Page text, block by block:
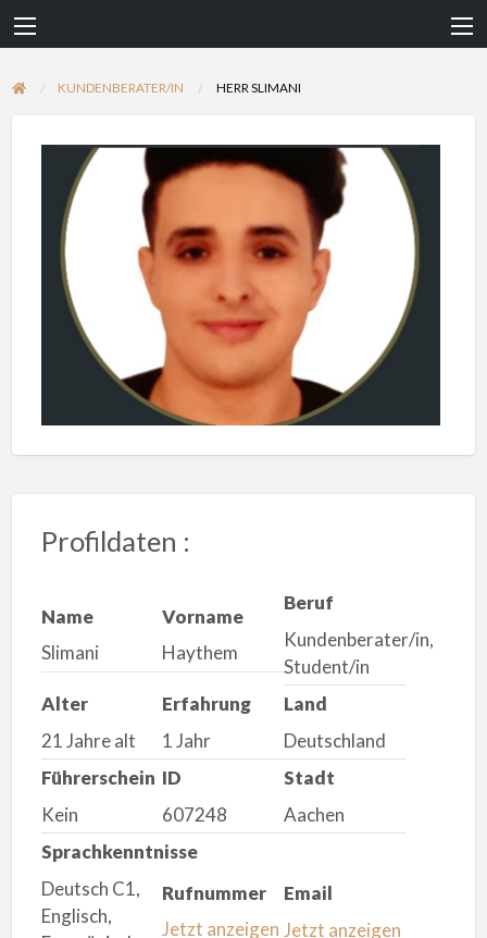
KUNDENBERATER/IN HERR SLIMANI
Profildaten :
Name
Slimani
Vorname
Haythem
Beruf
Kundenberater/in,
Student/in
Alter
21 Jahre alt
Erfahrung
1 Jahr
Land
Deutschland
Führerschein
Kein
ID
607248
Stadt
Aachen
Sprachkenntnisse
Deutsch C1,
Englisch,
Rufnummer
Jetzt anzeigen
Email
Jetzt anzeigen